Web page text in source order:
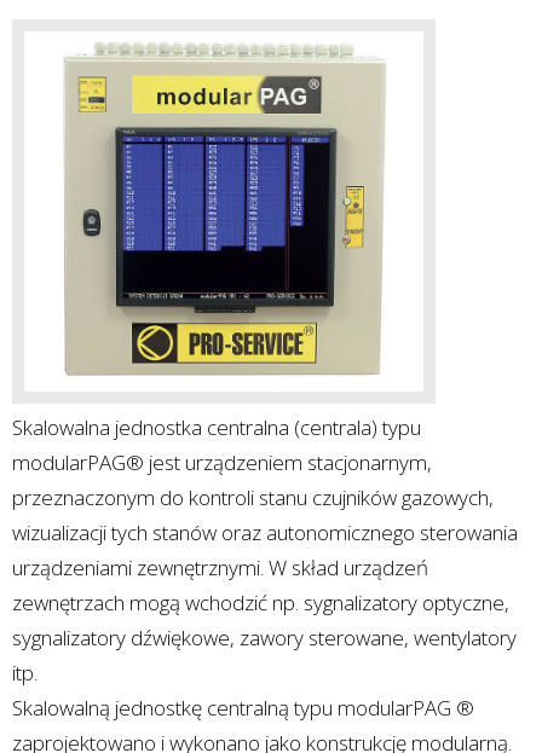
Skalowalna jednostka centralna (centrala) typu
modularPAG® jest urządzeniem stacjonarnym,
przeznaczonym do kontroli stanu czujników gazowych,
wizualizacji tych stanów oraz autonomicznego sterowania
urządzeniami zewnętrznymi. W skład urządzeń
zewnętrzach mogą wchodzić np. sygnalizatory optyczne,
sygnalizatory dźwiękowe, zawory sterowane, wentylatory
itp.
Skalowalną jednostkę centralną typu modularPAG ®
zaprojektowano i wykonano jako konstrukcję modularną.